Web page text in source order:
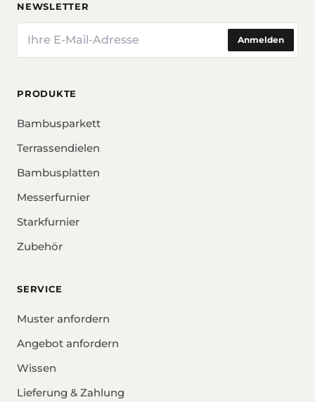
NEWSLETTER
E-Mail
Anmelden
PRODUKTE
Bambusparkett
Terrassendielen
Bambusplatten
Messerfurnier
Starkfurnier
Zubehör
SERVICE
Muster anfordern
Angebot anfordern
Wissen
Lieferung & Zahlung